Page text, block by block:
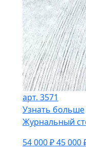
арт. 3571
Узнать больше
Журнальный
54 000 ₽45 000